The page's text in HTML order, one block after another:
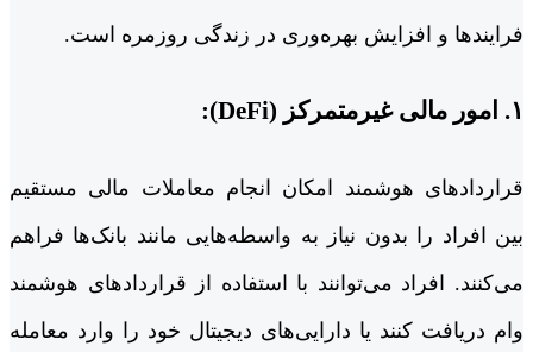
فرایندها و افزایش بهره‌وری در زندگی روزمره است.
۱. امور مالی غیرمتمرکز (DeFi):
قراردادهای هوشمند امکان انجام معاملات مالی مستقیم
بین افراد را بدون نیاز به واسطه‌هایی مانند بانک‌ها فراهم
می‌کنند. افراد می‌توانند با استفاده از قراردادهای هوشمند
وام دریافت کنند یا دارایی‌های دیجیتال خود را وارد معامله